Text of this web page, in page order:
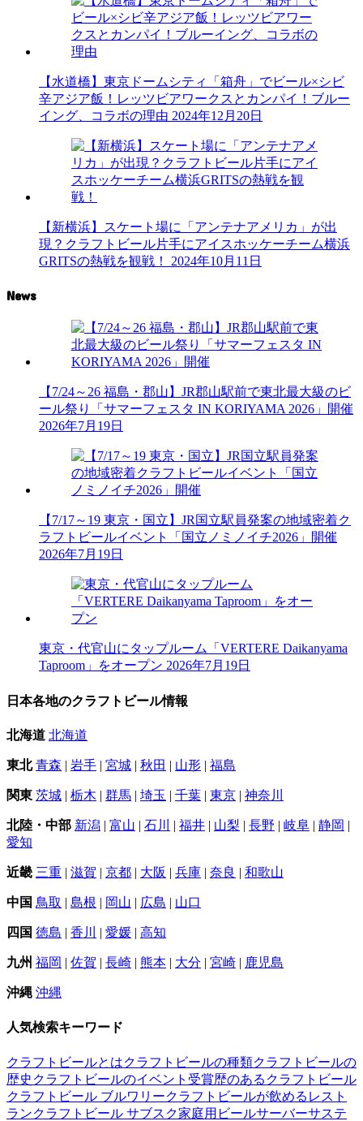
【水道橋】東京ドームシティ「箱舟」でビール×シビ
辛アジア飯！レッツビアワークスとカンパイ！ブルー
イング、コラボの理由 2024年12月20日
【新横浜】スケート場に「アンテナアメリカ」が出
現？クラフトビール片手にアイスホッケーチーム横浜
GRITSの熱戦を観戦！
2024年10月11日
News
【7/24～26 福島・郡山】JR郡山駅前で東北最大級のビ
ール祭り「サマーフェスタ IN KORIYAMA 2026」開催
2026年7月19日
【7/17～19 東京・国立】JR国立駅員発案の地域密着ク
ラフトビールイベント「国立ノミノイチ2026」開催
2026年7月19日
東京・代官山にタップルーム「VERTERE Daikanyama
Taproom」をオープン 2026年7月19日
日本各地のクラフトビール情報
北海道 北海道
東北 青森 | 岩手 | 宮城 | 秋田 | 山形 | 福島
関東 茨城 | 栃木 | 群馬 | 埼玉 | 千葉 | 東京 | 神奈川
北陸・中部 新潟 | 富山 | 石川 | 福井 | 山梨 | 長野 | 岐阜 | 静岡 |
愛知
近畿 三重 | 滋賀 | 京都 | 大阪 | 兵庫 | 奈良 | 和歌山
中国 鳥取 | 島根 | 岡山 | 広島 | 山口
四国 徳島 | 香川 | 愛媛 | 高知
九州 福岡 | 佐賀 | 長崎 | 熊本 | 大分 | 宮崎 | 鹿児島
沖縄 沖縄
人気検索キーワード
クラフトビールとはクラフトビールの種類クラフトビールの
歴史 クラフトビールのイベント 受賞歴のあるクラフトビール
クラフトビール ブルワリークラフトビールが飲めるレスト
ランクラフトビール サブスク家庭用ビールサーバーサステ